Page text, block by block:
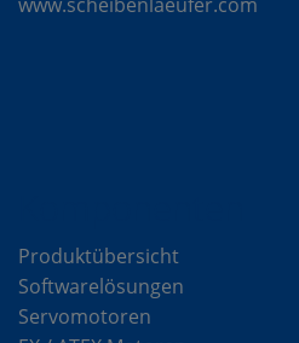
Produktübersicht
Softwarelösungen
Servomotoren